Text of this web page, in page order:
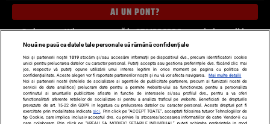
AI UN PONT?
Scrie-ne pe Whatsapp, sună la 0741226226 sau trimite mail la
pont@cancan.ro
Știri interne Știri externe
Politică
Ultimele stiri
Diete Insula Iubirii Dictionar de vise
LIFE STYLE
Horoscop
Nouă ne pasă ca datele tale personale să rămână confidențiale
Noi și partenerii noștri 1019stocăm și/sau accesăm informații pe dispozitivul dvs., precum identificatorii cookie
unici pentru prelucrarea datelor cu caracter personal. Puteți accepta sau gestiona preferințele dvs. făcând clic mai
jos, respectiv vă puteți opune utilizării unui interes legitim în orice moment pe pagina cu politica de
confidențialitate. Aceste alegeri vor fi raportate partenerilor noștri și nu vă vor afecta navigarea.
Mai multe detalii
Noi si partenerii nostri (retelele de socializare si agentiile de publicitate partenere, precum si furnizorii nostri de
servicii de date analitice) prelucram date pentru a permite website-ului sa functioneze, pentru a personaliza
continutul si anunturile publicitare afisate in functie de interesele si/sau profilul dvs., pentru a va oferi
functionalitati aferente retelelor de socializare si pentru a analiza traficul pe website. Beneficiati de drepturile
prevazute de art. 15-22 din GDPR in legatura cu prelucrarea datelor cu caracter personal. Aceste drepturi pot fi
exercitate prin modalitatea indicataaici . Prin click pe “ACCEPT TOATE”, acceptati folosirea tuturor Tehnologiilor de
tip Cookie, care implica inclusiv acceptul dvs. cu privire la stocarea/accesarea informatiilor de catre Vendor-ii cu
care colaboram. Prin click pe “VREAU SA MODIFIC SETARILE INDIVIDUAL” puteti schimba preferintele in mod